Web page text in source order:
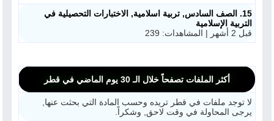
15. الصف السادس, تربية اسلامية, الاختبارات التحصيلية في
التربية الإسلامية
قبل 2 أشهر | المشاهدات: 239
أكثر الملفات تصفحاً خلال الـ 30 يوم الماضي في قطر
لا توجد ملفات في قطر تريده وحسب المادة التي بحثت عنها,
يرجى المحاولة في وقت لاحق, وشكراً.